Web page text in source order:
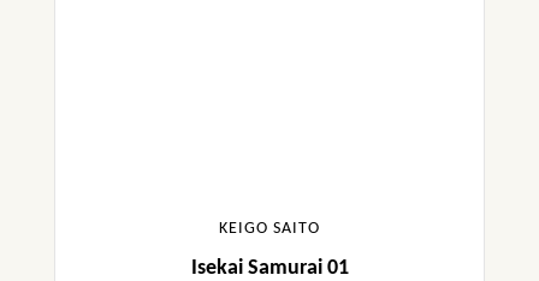
KEIGO SAITO
Isekai Samurai 01